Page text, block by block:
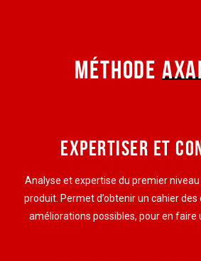
MÉTHODE
EXPERTISER ET
Analyse et expertise du premier
produit. Permet d’obtenir un cahier
améliorations possibles, pour en faire